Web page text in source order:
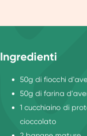
Ingredienti
50g di fiocchi
50g di farina
1 cucchiaino di
cioccolato